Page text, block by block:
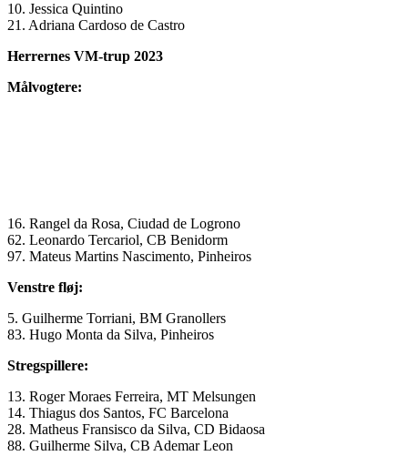
10. Jessica Quintino
21. Adriana Cardoso de Castro
Herrernes VM-trup 2023
Målvogtere:
16. Rangel da Rosa, Ciudad de Logrono
62. Leonardo Tercariol, CB Benidorm
97. Mateus Martins Nascimento, Pinheiros
Venstre fløj:
5. Guilherme Torriani, BM Granollers
83. Hugo Monta da Silva, Pinheiros
Stregspillere:
13. Roger Moraes Ferreira, MT Melsungen
14. Thiagus dos Santos, FC Barcelona
28. Matheus Fransisco da Silva, CD Bidaosa
88. Guilherme Silva, CB Ademar Leon